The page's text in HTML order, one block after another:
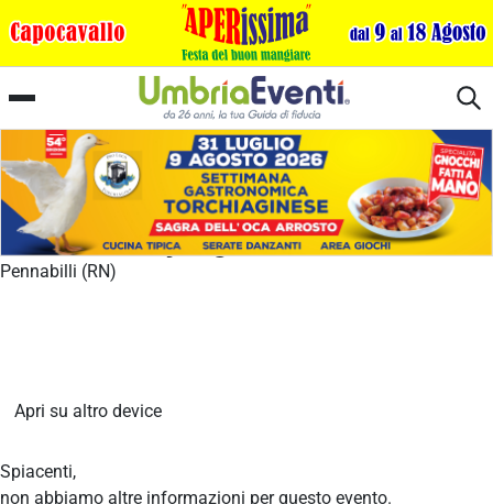
Pennabilli Django Festival
Pennabilli (RN)
Apri su altro device
Spiacenti,
non abbiamo altre informazioni per questo evento.